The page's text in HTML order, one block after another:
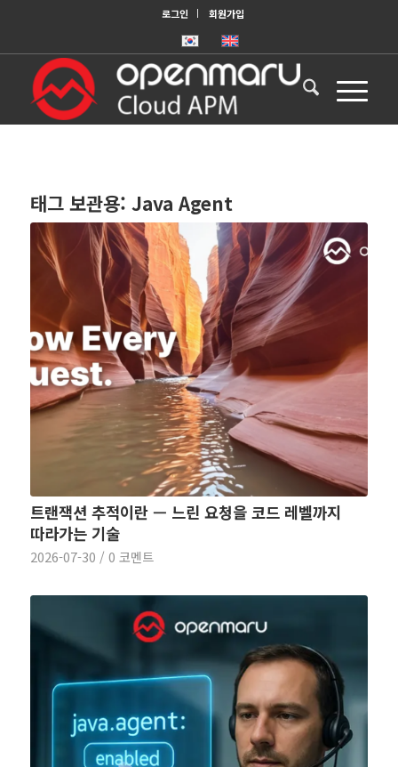
로그인 회원가입
태그 보관용: Java Agent
트랜잭션 추적이란 — 느린 요청을 코드 레벨까지
따라가는 기술
2026-07-30 / 0 코멘트